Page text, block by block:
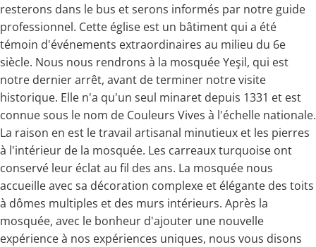
resterons dans le bus et serons informés par notre guide
professionnel. Cette église est un bâtiment qui a été
témoin d'événements extraordinaires au milieu du 6e
siècle. Nous nous rendrons à la mosquée Yeşil, qui est
notre dernier arrêt, avant de terminer notre visite
historique. Elle n'a qu'un seul minaret depuis 1331 et est
connue sous le nom de Couleurs Vives à l'échelle nationale.
La raison en est le travail artisanal minutieux et les pierres
à l'intérieur de la mosquée. Les carreaux turquoise ont
conservé leur éclat au fil des ans. La mosquée nous
accueille avec sa décoration complexe et élégante des toits
à dômes multiples et des murs intérieurs. Après la
mosquée, avec le bonheur d'ajouter une nouvelle
expérience à nos expériences uniques, nous vous disons